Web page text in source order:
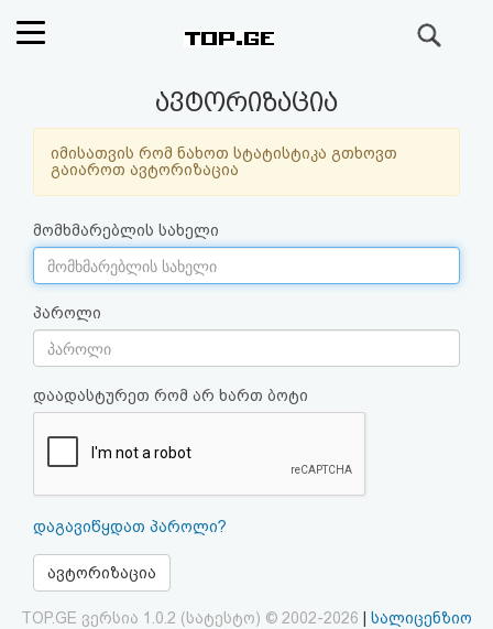
ფოსტა
კითხვა-
პასუხი
ავტორიზაცია
რეგისტრაცია
პაროლის
HTML
კოდი
ავტორიზაცია
იმისათვის რომ ნახოთ სტატისტიკა გთხოვთ
გაიაროთ ავტორიზაცია
მომხმარებლის სახელი
პაროლი
დაადასტურეთ რომ არ ხართ ბოტი
დაგავიწყდათ პაროლი?
ავტორიზაცია
TOP.GE ვერსია 1.0.2 (სატესტო) © 2002-2026
სალიცენზიო